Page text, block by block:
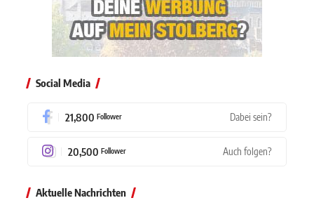
Social Media
21,800 Follower Dabei sein?
20,500 Follower Auch folgen?
Aktuelle Nachrichten